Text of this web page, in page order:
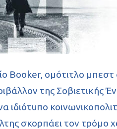
Booker, ομότιτλο
της Σοβιετικής
σκορπάει τον τρόμο